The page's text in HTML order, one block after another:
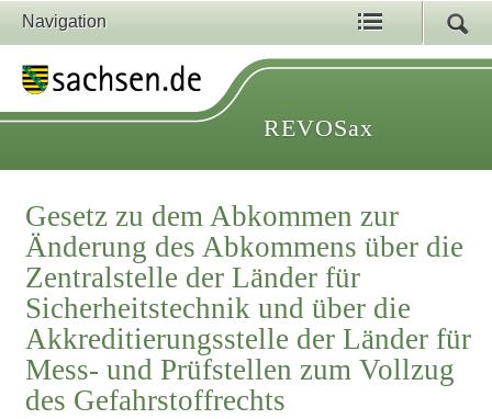
Navigation
REVOSax
Gesetz zu dem Abkommen zur
Änderung des Abkommens über die
Zentralstelle der Länder für
Sicherheitstechnik und über die
Akkreditierungsstelle der Länder für
Mess- und Prüfstellen zum Vollzug
des Gefahrstoffrechts